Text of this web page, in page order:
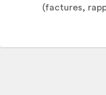
(factures,